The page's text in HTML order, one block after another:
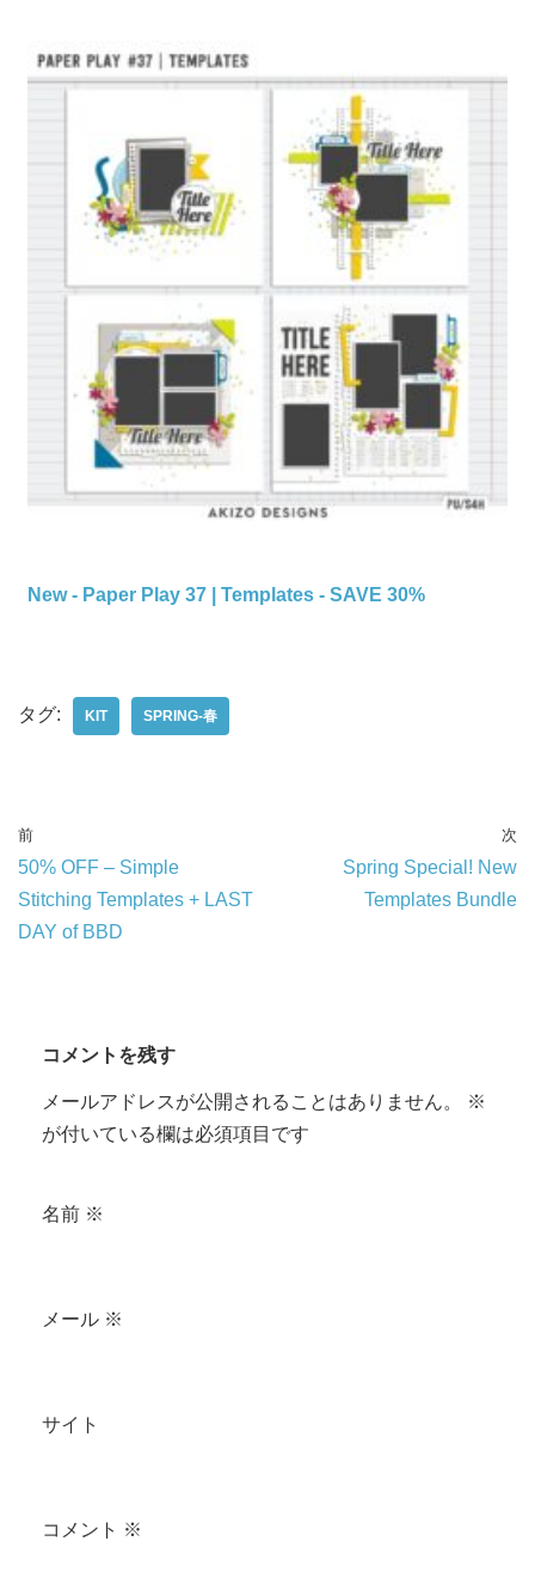
New - Paper Play 37 | Templates - SAVE 30%
タグ: KIT SPRING-春
前
50% OFF – Simple
Stitching Templates + LAST
DAY of BBD
次
Spring Special! New
Templates Bundle
コメントを残す
メールアドレスが公開されることはありません。
※
が付いている欄は必須項目です
名前 ※
メール ※
サイト
コメント ※